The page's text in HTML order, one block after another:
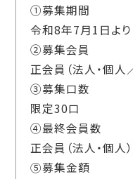
①募集期間
令和8年7月1日より
②募集会員
正会員（法人・個人
③募集口数
限定30口
④最終会員数
正会員（法人・個人）
⑤募集金額